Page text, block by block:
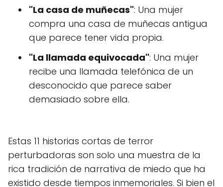
"La casa de muñecas": Una mujer
compra una casa de muñecas antigua
que parece tener vida propia.
"La llamada equivocada": Una mujer
recibe una llamada telefónica de un
desconocido que parece saber
demasiado sobre ella.
Estas 11 historias cortas de terror
perturbadoras son solo una muestra de la
rica tradición de narrativa de miedo que ha
existido desde tiempos inmemoriales. Si bien el